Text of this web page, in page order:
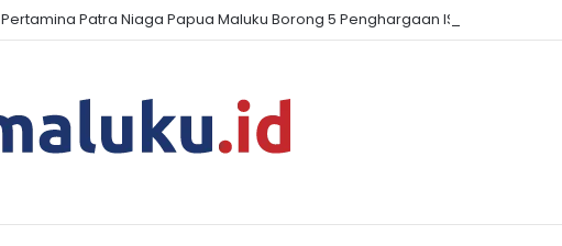
Pertamina Patra Niaga Papua Maluku Borong 5 Penghargaan ISRA 2026